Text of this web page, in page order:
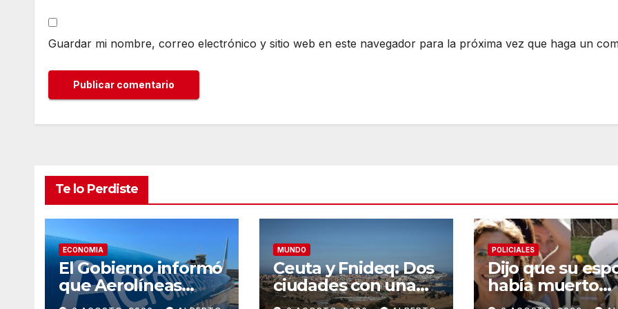
Guardar mi nombre, correo electrónico y sitio web en este navegador para la próxima vez que haga un
Te lo Perdiste
ECONOMIA
El Gobierno informó
que Aerolíneas
Argentinas dio
MUNDO
Ceuta y Fnideq: Dos
ciudades con una
historia compleja
POLICIALES
Dijo que su
había muerto
porque explotó